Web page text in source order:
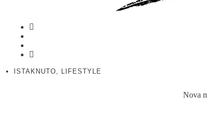
ISTAKNUTO, LIFESTYLE
Nova